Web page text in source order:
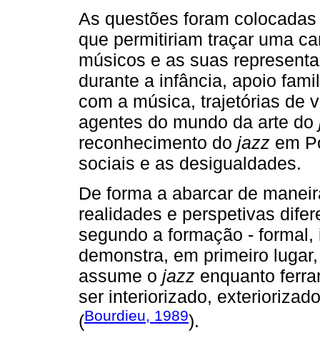
As questões foram
que permitiriam traçar uma
músicos e as suas
durante a infância, apoio
com a música, trajetórias de
agentes do mundo da arte do
reconhecimento do jazz em
sociais e as desigualdades.
De forma a abarcar de
realidades e perspetivas
segundo a formação -
demonstra, em primeiro
assume o jazz enquanto
ser interiorizado,
(Bourdieu, 1989).